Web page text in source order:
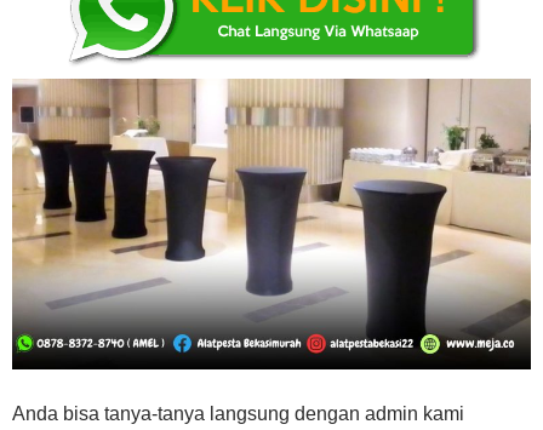
Anda bisa tanya-tanya langsung dengan admin kami